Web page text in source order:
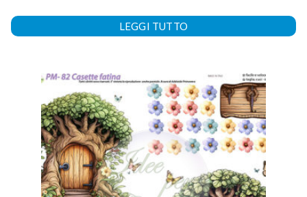
LEGGI TUTTO